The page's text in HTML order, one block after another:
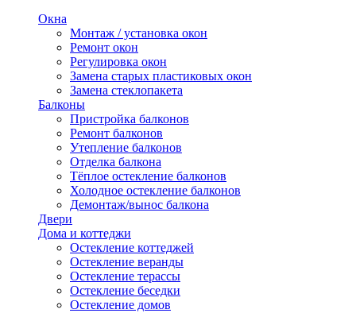
Окна
Монтаж / установка окон
Ремонт окон
Регулировка окон
Замена старых пластиковых окон
Замена стеклопакета
Балконы
Пристройка балконов
Ремонт балконов
Утепление балконов
Отделка балкона
Тёплое остекление балконов
Холодное остекление балконов
Демонтаж/вынос балкона
Двери
Дома и коттеджи
Остекление коттеджей
Остекление веранды
Остекление терассы
Остекление беседки
Остекление домов